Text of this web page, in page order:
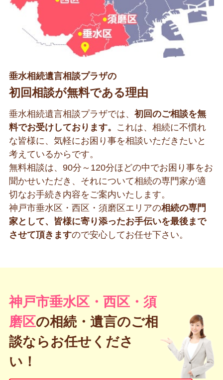
垂水相続遺言相談プラザの
初回相談が無料である理由
垂水相続遺言相談プラザでは、 初回のご相談を無
料でお受けしております。
これは、相続に不慣れ
な皆様に、気軽にお困り事を相談いただきたいと
考えているからです。
無料相談は、90分～120分ほどの中でお困り事をお
聞かせいただき、それについて相続の専門家が適
切なお手続き内容をご案内いたします。
神戸市垂水区・西区・須磨区エリアの相続の専門
家として、皆様に寄り添ったお手伝いを最後まで
させて頂きますので安心してお任せ下さい。
神戸市垂水区・西区・須
磨区の相続・遺言のご相
談ならお任せくださ
い！